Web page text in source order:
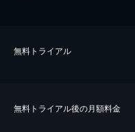
無料トライアル
無料トライアル後の⽉額料金